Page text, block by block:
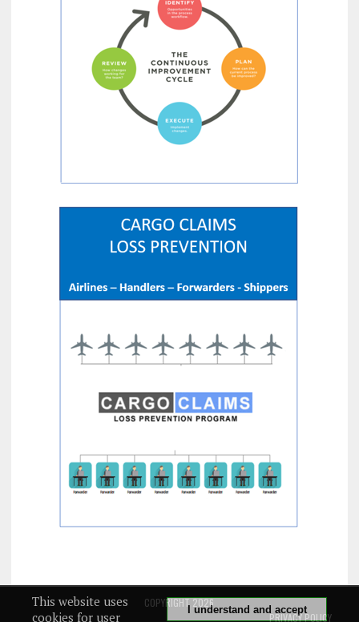
COPYRIGHT 2026
PRIVACY POLICY
I understand and accept
This website uses
cookies for user